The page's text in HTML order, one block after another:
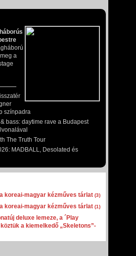
a
színpadra
bass: daytime rave a Budapest
The Truth Tour
MADBALL, Desolated és
koreai-magyar kézműves tárlat (3)
koreai-magyar kézműves tárlat (1)
deluxe lemeze, a ´Play
a kiemelkedő „Skeletons”-